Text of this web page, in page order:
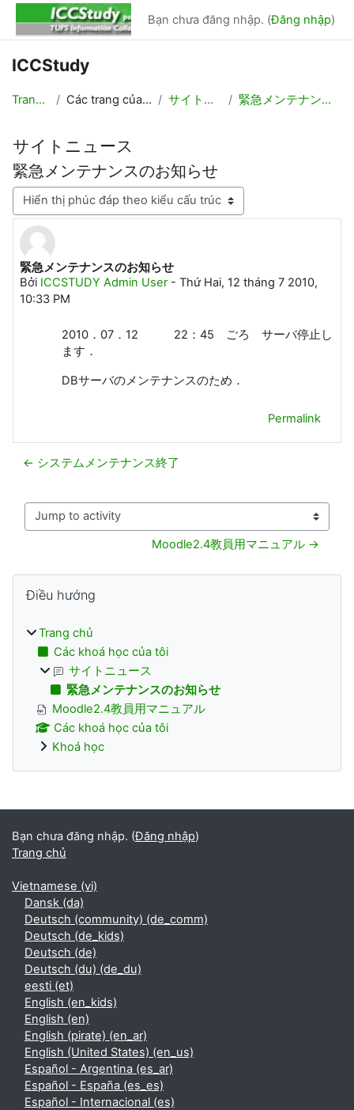
Chuyển tới nội dung chính
Bạn chưa đăng nhập. (Đăng nhập)
ICCStudy
Trang chủ Các trang của hệ thống サイトニュース 緊急メンテナンスのお知らせ
サイトニュース
緊急メンテナンスのお知らせ
Chế độ hiển thị
緊急メンテナンスのお知らせ
Bởi ICCSTUDY Admin User- Thứ Hai, 12 tháng 7 2010,
10:33 PM
Số lượng các câu trả lời: 0
2010．07．12 22：45 ごろ サーバ停止し
ます．
DBサーバのメンテナンスのため．
Permalink
← システムメンテナンス終了
Jump to activity
Moodle2.4教員用マニュアル →
Các khối
Điều hướng
Trang chủ
Các khoá học của tôi
サイトニュース
緊急メンテナンスのお知らせ
Moodle2.4教員用マニュアル
Các khoá học của tôi
Khoá học
Supplementary blocks
Bạn chưa đăng nhập. (Đăng nhập)
Trang chủ
Vietnamese ‎(vi)‎
Dansk ‎(da)‎
Deutsch (community) ‎(de_comm)‎
Deutsch ‎(de_kids)‎
Deutsch ‎(de)‎
Deutsch (du) ‎(de_du)‎
eesti ‎(et)‎
English ‎(en_kids)‎
English ‎(en)‎
English (pirate) ‎(en_ar)‎
English (United States) ‎(en_us)‎
Español - Argentina ‎(es_ar)‎
Español - España ‎(es_es)‎
Español - Internacional ‎(es)‎